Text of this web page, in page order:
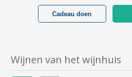
Cadeau doen
Wijnen van het wijnhuis